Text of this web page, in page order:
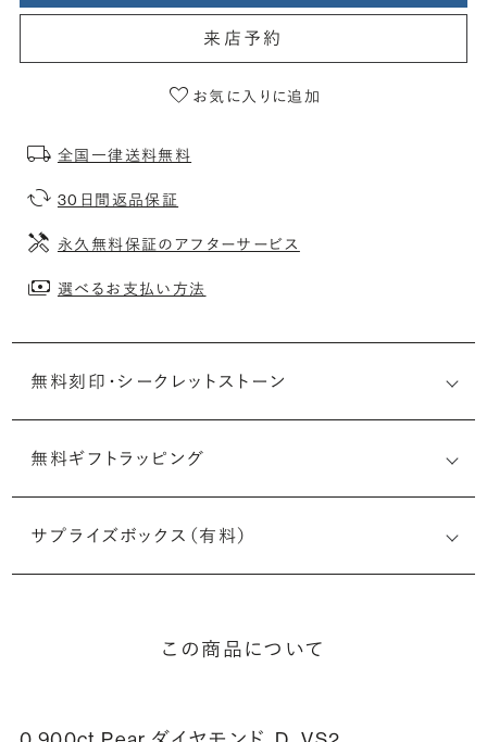
来店予約
お気に入りに追加
全国一律送料無料
30日間返品保証
永久無料保証のアフターサービス
選べるお支払い方法
無料刻印・ シークレットストーン
刻印メッセージ：アルファベット6文字まで刻印可能
印することができます。注文前だけでなく購入後の刻印も、
リングに初めて施す初回の刻印は、無料にて承ります（デザ
細は「商品仕様」欄をご確認ください）。
無料ギフトラッピング
サプライズボックス（有料）
この商品について